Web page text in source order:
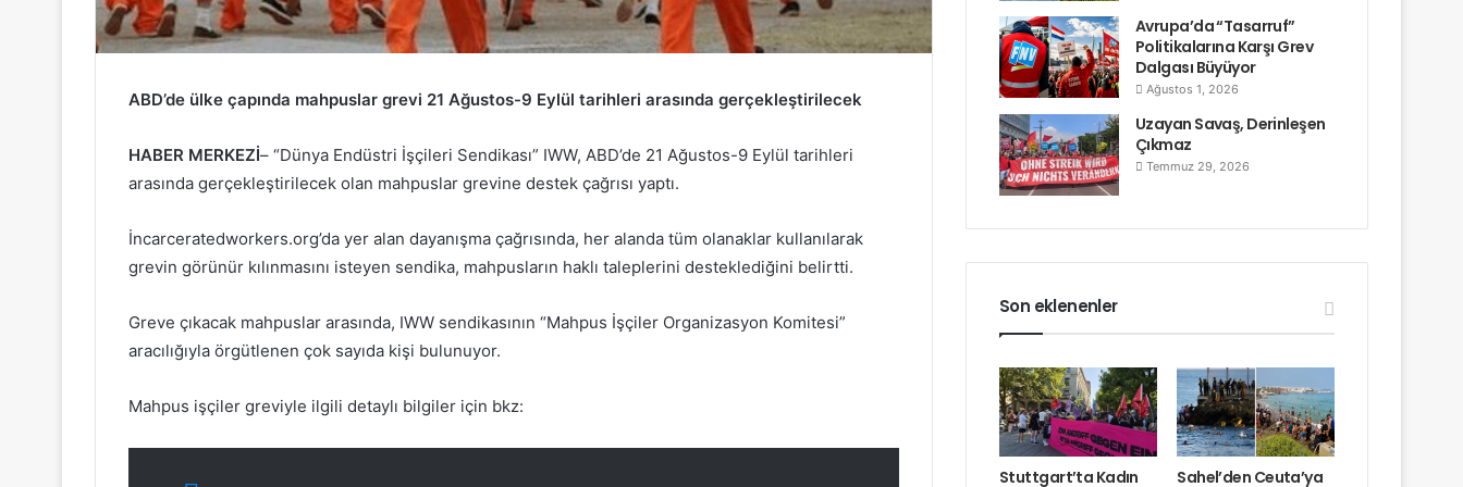
ABD’de ülke çapında mahpuslar grevi 21 Ağustos-9 Eylül tarihleri arasında gerçekleştirilecek
HABER MERKEZİ– “Dünya Endüstri İşçileri Sendikası” IWW, ABD’de 21 Ağustos-9 Eylül tarihleri
arasında gerçekleştirilecek olan mahpuslar grevine destek çağrısı yaptı.
İncarceratedworkers.org’da yer alan dayanışma çağrısında, her alanda tüm olanaklar kullanılarak
grevin görünür kılınmasını isteyen sendika, mahpusların haklı taleplerini desteklediğini belirtti.
Greve çıkacak mahpuslar arasında, IWW sendikasının “Mahpus İşçiler Organizasyon Komitesi”
aracılığıyla örgütlenen çok sayıda kişi bulunuyor.
Mahpus işçiler greviyle ilgili detaylı bilgiler için bkz:
Avrupa’da “Tasarruf”
Politikalarına Karşı Grev
Dalgası Büyüyor
Ağustos 1, 2026
Uzayan Savaş, Derinleşen
Çıkmaz
Temmuz 29, 2026
Son eklenenler
Stuttgart’ta Kadın
Sahel’den Ceuta’ya